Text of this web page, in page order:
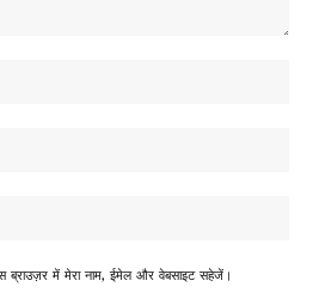
ब्राउज़र में मेरा नाम, ईमेल और वेबसाइट सहेजें।